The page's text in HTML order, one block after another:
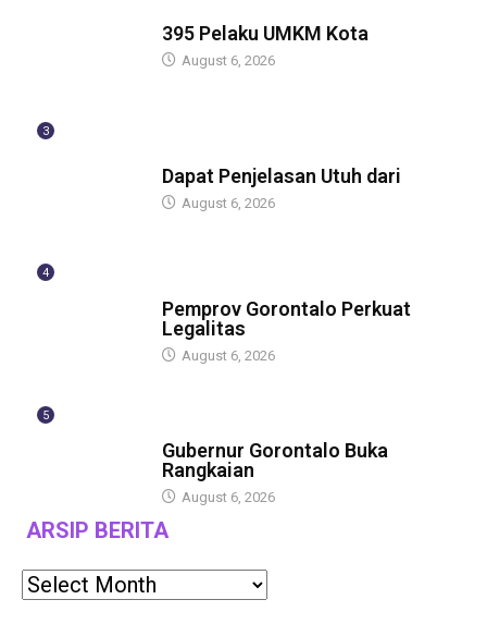
395 Pelaku UMKM Kota
August 6, 2026
3
Dapat Penjelasan Utuh dari
August 6, 2026
4
Pemprov Gorontalo Perkuat
Legalitas
August 6, 2026
5
Gubernur Gorontalo Buka
Rangkaian
August 6, 2026
ARSIP BERITA